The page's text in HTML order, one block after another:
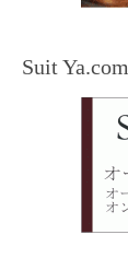
Suit Ya.com